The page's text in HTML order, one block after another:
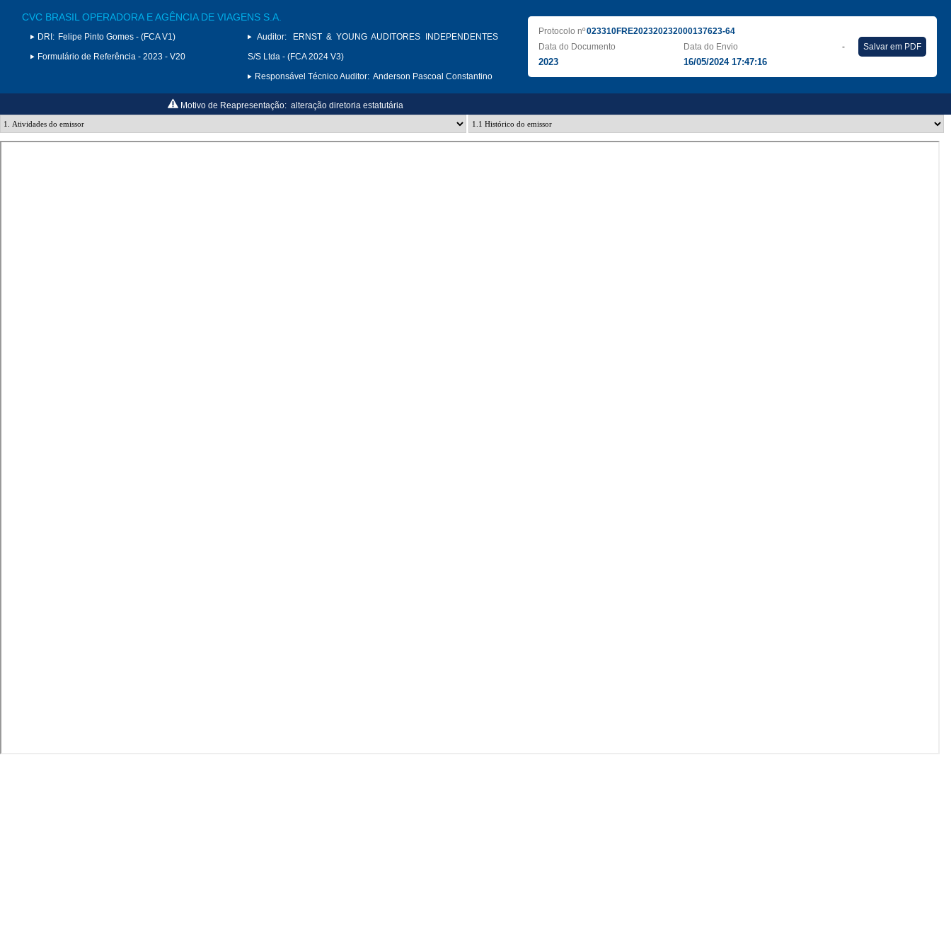
CVC BRASIL OPERADORA E AGÊNCIA DE VIAGENS S.A.
DRI: Felipe Pinto Gomes - (FCA V1)
Formulário de Referência - 2023 - V20
Auditor:
ERNST & YOUNG AUDITORES INDEPENDENTES
S/S Ltda - (FCA 2024 V3)
Responsável Técnico Auditor: Anderson Pascoal Constantino
Protocolo nº023310FRE202320232000137623-64
Data do Documento
2023
Data do Envio
16/05/2024 17:47:16
- Salvar em PDF
Motivo de Reapresentação: alteração diretoria estatutária